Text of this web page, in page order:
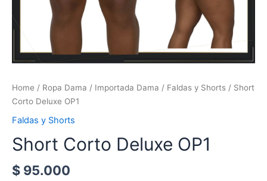
Home / Ropa Dama / Importada Dama / Faldas y Shorts / Short
Corto Deluxe OP1
Faldas y Shorts
Short Corto Deluxe OP1
$ 95.000